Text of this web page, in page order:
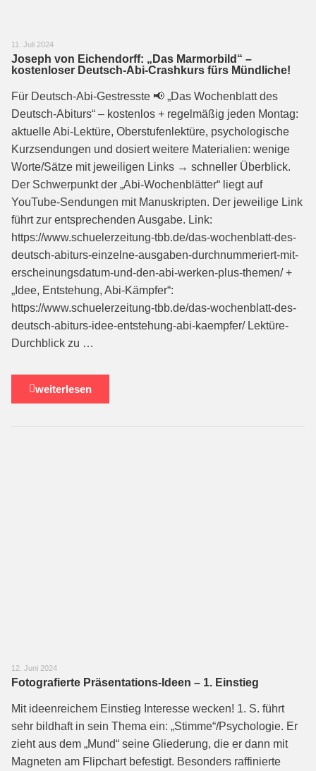
11. Juli 2024
Joseph von Eichendorff: „Das Marmorbild“ –
kostenloser Deutsch-Abi-Crashkurs fürs Mündliche!
Für Deutsch-Abi-Gestresste 📢 „Das Wochenblatt des
Deutsch-Abiturs“ – kostenlos + regelmäßig jeden Montag:
aktuelle Abi-Lektüre, Oberstufenlektüre, psychologische
Kurzsendungen und dosiert weitere Materialien: wenige
Worte/Sätze mit jeweiligen Links → schneller Überblick.
Der Schwerpunkt der „Abi-Wochenblätter“ liegt auf
YouTube-Sendungen mit Manuskripten. Der jeweilige Link
führt zur entsprechenden Ausgabe. Link:
https://www.schuelerzeitung-tbb.de/das-wochenblatt-des-
deutsch-abiturs-einzelne-ausgaben-durchnummeriert-mit-
erscheinungsdatum-und-den-abi-werken-plus-themen/ +
„Idee, Entstehung, Abi-Kämpfer“:
https://www.schuelerzeitung-tbb.de/das-wochenblatt-des-
deutsch-abiturs-idee-entstehung-abi-kaempfer/ Lektüre-
Durchblick zu …
weiterlesen
12. Juni 2024
Fotografierte Präsentations-Ideen – 1. Einstieg
Mit ideenreichem Einstieg Interesse wecken! 1. S. führt
sehr bildhaft in sein Thema ein: „Stimme“/Psychologie. Er
zieht aus dem „Mund“ seine Gliederung, die er dann mit
Magneten am Flipchart befestigt. Besonders raffinierte